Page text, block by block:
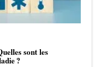
sont les
?